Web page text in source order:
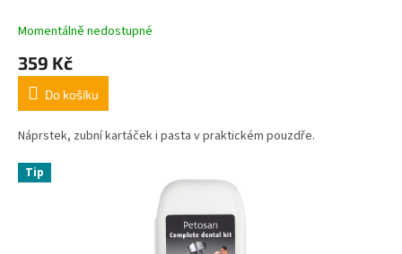
Momentálně nedostupné
359 Kč
Do košíku
Náprstek, zubní kartáček i pasta v praktickém pouzdře.
Tip